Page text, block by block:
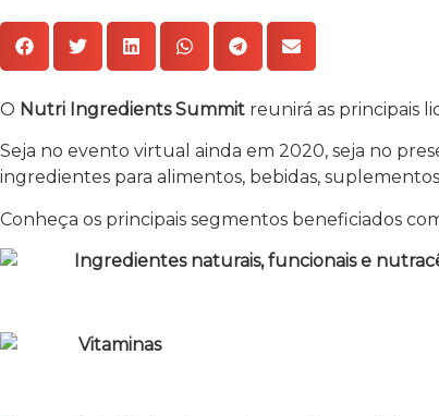
O Nutri Ingredients Summit reunirá as principais
Seja no evento virtual ainda em 2020, seja no
ingredientes para alimentos, bebidas,
Conheça os principais segmentos beneficiados
Ingredientes naturais, funcionais e
Vitaminas